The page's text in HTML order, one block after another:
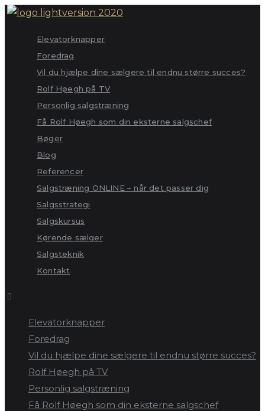
Skip
content
Elevatorknapper
Foredrag
Vil du hjælpe dine sælgere til endnu større succes?
Rolf Høegh på TV
Personlig salgstræning
Få Rolf Høegh som din eksterne salgschef
Bøger
Blog
Referencer
Salgstræning ONLINE – når det passer dig
Salgsstrategi
Salgskursus
Kørende sælger
Salgsteknik
Kontakt
Elevatorknapper
Foredrag
Vil du hjælpe dine sælgere til endnu større succes?
Rolf Høegh på TV
Personlig salgstræning
Få Rolf Høegh som din eksterne salgschef